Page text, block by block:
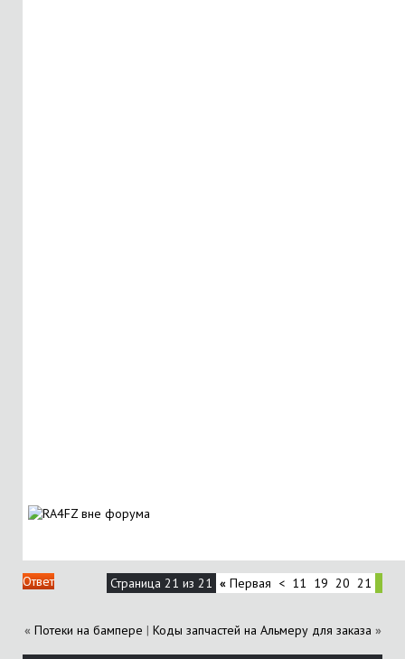
Ответ Страница 21 из 21 « Первая < 11 19 20 21
« Потеки на бампере | Коды запчастей на Альмеру для заказа »